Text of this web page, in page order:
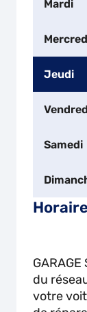
Mardi
Jeudi
Samedi
du
votre